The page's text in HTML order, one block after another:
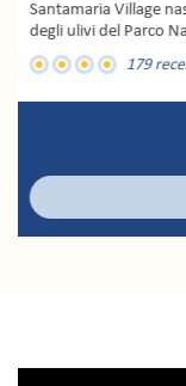
Olimpia Cilento
Velia, direttamente
29